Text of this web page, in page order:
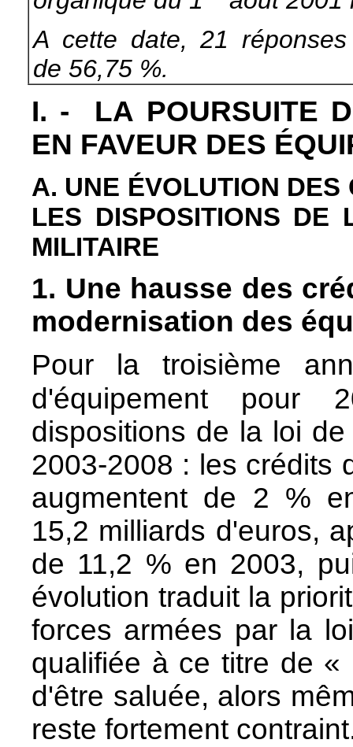
A cette date, 21
de 56,75 %.
I. - LA POURSUITE
EN FAVEUR DES
A. UNE ÉVOLUTION
LES DISPOSITIONS DE
MILITAIRE
1. Une hausse des
modernisation des
Pour la troisième
d'équipement
dispositions de la loi
2003-2008 : les crédits
augmentent de 2 %
15,2 milliards d'euros,
de 11,2 % en 2003,
évolution traduit la
forces armées par la
qualifiée à ce titre de
d'être saluée, alors
reste fortement